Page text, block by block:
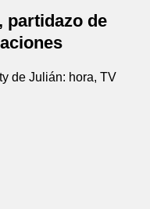
partidazo de